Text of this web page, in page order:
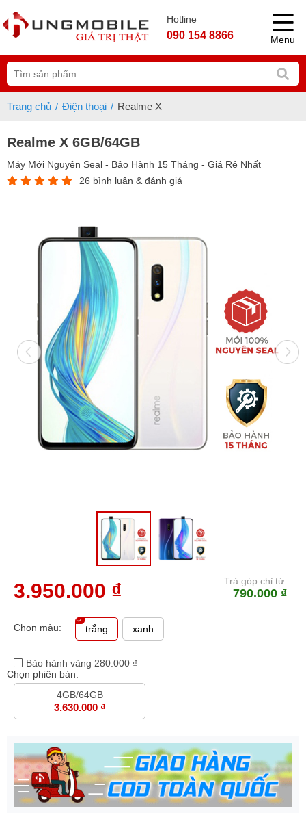
Hotline
090 154 8866 Menu
Trang chủ Điện thoại Realme X
Realme X 6GB/64GB
Máy Mới Nguyên Seal - Bảo Hành 15 Tháng - Giá Rẻ Nhất
26 bình luận & đánh giá
3.950.000 ₫ Trả góp chỉ từ:
790.000 ₫
Chọn màu: trắng xanh
Bảo hành vàng 280.000 ₫
Chọn phiên bản:
4GB/64GB
3.630.000 ₫